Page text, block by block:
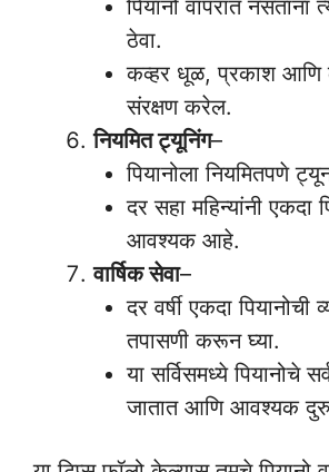
पियानो वापरात नसताना
ठेवा.
कव्हर धूळ, प्रकाश आणि
संरक्षण करेल.
नियमित ट्यूनिंग–
पियानोला नियमितपणे
दर सहा महिन्यांनी एकदा
आवश्यक आहे.
वार्षिक सेवा–
दर वर्षी एकदा पियानोची
तपासणी करून घ्या.
या सर्विसमध्ये पियानोचे
जातात आणि आवश्यक